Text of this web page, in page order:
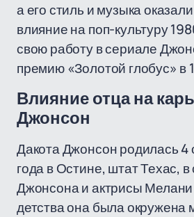
а его стиль и музыка
влияние на поп-культуру
свою работу в сериале
премию «Золотой глобус» в
Влияние отца на
Джонсон
Дакота Джонсон родилась 4
года в Остине, штат Техас,
Джонсона и актрисы
детства она была окружена